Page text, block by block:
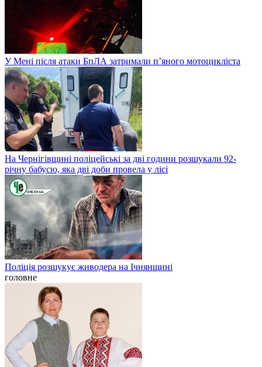
У Мені після атаки БпЛА затримали п’яного мотоцикліста
На Чернігівщині поліцейські за дві години розшукали 92-
річну бабусю, яка дві доби провела у лісі
Поліція розшукує живодера на Ічнянщині
головне